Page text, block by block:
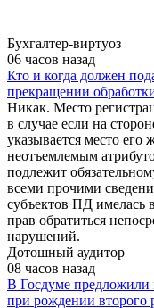
Бухгалтер-виртуоз
06 часов назад
Кто и когда должен
прекращении
Никак. Место
в случае если на
указывается место его
неотъемлемым
подлежит
всеми прочими
субъектов ПД имелась
прав обратиться
нарушений.
Дотошный аудитор
08 часов назад
В Госдуме предложили
при рождении второго